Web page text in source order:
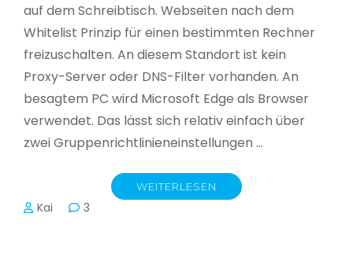
auf dem Schreibtisch. Webseiten nach dem
Whitelist Prinzip für einen bestimmten Rechner
freizuschalten. An diesem Standort ist kein
Proxy-Server oder DNS-Filter vorhanden. An
besagtem PC wird Microsoft Edge als Browser
verwendet. Das lässt sich relativ einfach über
zwei Gruppenrichtlinieneinstellungen …
WEITERLESEN
Kai 3